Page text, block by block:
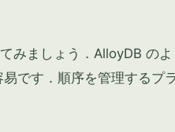
みましょう．AlloyDB の
です．順序を管理するプ